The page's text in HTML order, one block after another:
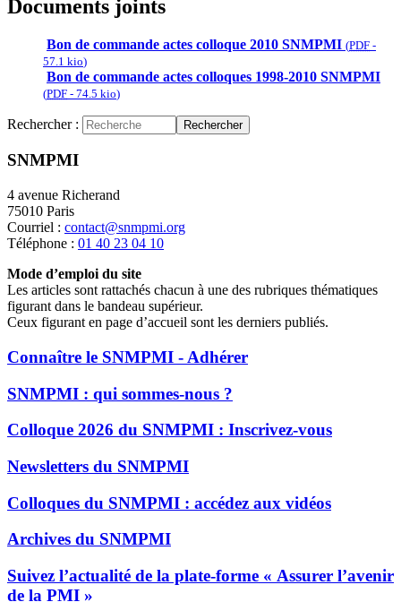
Documents joints
Bon de commande actes colloque 2010 SNMPMI (PDF -
57.1 kio)
Bon de commande actes colloques 1998-2010 SNMPMI
(PDF - 74.5 kio)
Rechercher : Rechercher
SNMPMI
4 avenue Richerand
75010 Paris
Courriel : contact@snmpmi.org
Téléphone : 01 40 23 04 10
Mode d’emploi du site
Les articles sont rattachés chacun à une des rubriques thématiques
figurant dans le bandeau supérieur.
Ceux figurant en page d’accueil sont les derniers publiés.
Connaître le SNMPMI - Adhérer
SNMPMI : qui sommes-nous ?
Colloque 2026 du SNMPMI : Inscrivez-vous
Newsletters du SNMPMI
Colloques du SNMPMI : accédez aux vidéos
Archives du SNMPMI
Suivez l’actualité de la plate-forme « Assurer l’avenir
de la PMI »